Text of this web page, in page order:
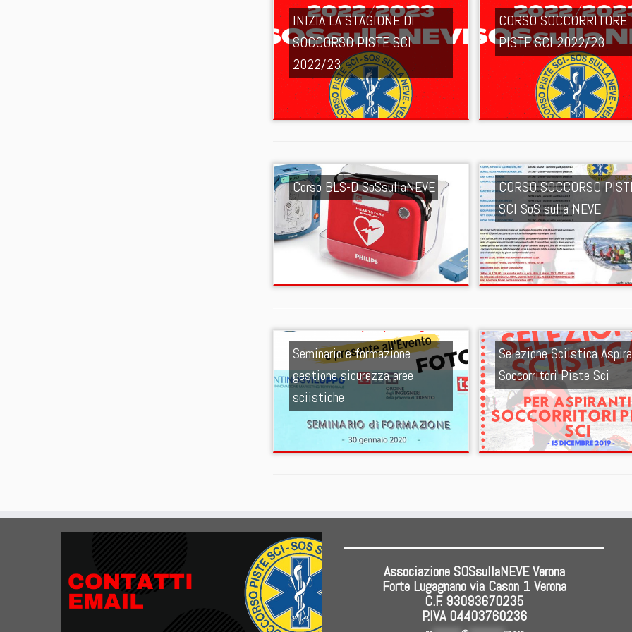
INIZIA LA STAGIONE DI
SOCCORSO PISTE SCI
2022/23
CORSO SOCCORRITORE
PISTE SCI 2022/23
Corso BLS-D SoSsullaNEVE
CORSO SOCCORSO
SCI SoS sulla NEVE
Seminario e formazione
gestione sicurezza aree
sciistiche
Selezione Sciistica
Soccorritori Piste Sci
Associazione SOSsullaNEVE Verona
Forte Lugagnano via Cason 1 Verona
C.F. 93093670235
P.IVA 04403760236